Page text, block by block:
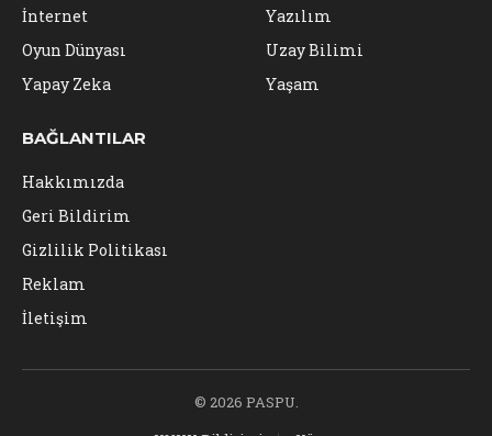
İnternet
Oyun Dünyası
Yapay Zeka
Yazılım
Uzay Bilimi
Yaşam
BAĞLANTILAR
Hakkımızda
Geri Bildirim
Gizlilik Politikası
Reklam
İletişim
© 2026 PASPU.